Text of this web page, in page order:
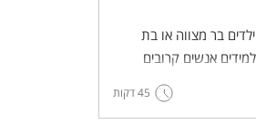
בר מצווה או בת
אנשים קרובים
ולהכיר את הדרכים
הדמיון וההבדל בינם
45 דקות